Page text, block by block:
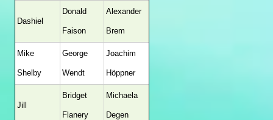
Dashiel
Donald
Faison
Alexander
Brem
Mike
Shelby
George
Wendt
Joachim
Höppner
Jill
Bridget
Flanery
Michaela
Degen